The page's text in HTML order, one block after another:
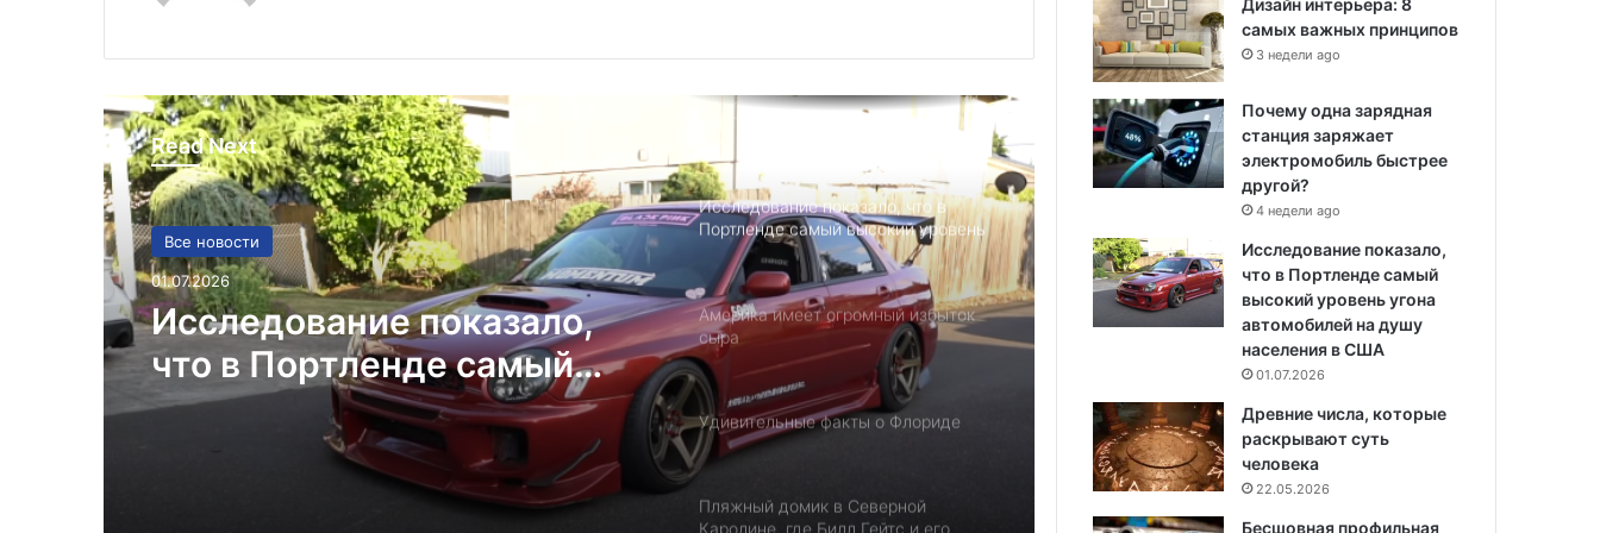
Read Next
Все новости
01.07.2026
Исследование показало,
что в Портленде самый
высокий уровень угона
автомобилей на душу
населения в США
Детский день рождение в Майами,
как провести праздник под
Исследование показало, что в
Портленде самый высокий уровень
угона автомобилей на душу
населения в США
Америка имеет огромный избыток
сыра
Удивительные факты о Флориде
Пляжный домик в Северной
Каролине, где Билл Гейтс и его
Дизайн интерьера: 8
самых важных принципов
3 недели ago
Почему одна зарядная
станция заряжает
электромобиль быстрее
другой?
4 недели ago
Исследование показало,
что в Портленде самый
высокий уровень угона
автомобилей на душу
населения в США
01.07.2026
Древние числа, которые
раскрывают суть
человека
22.05.2026
Бесшовная профильная